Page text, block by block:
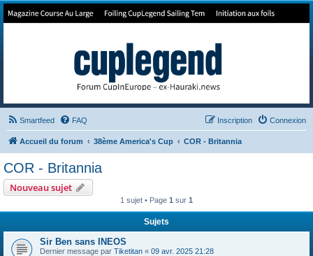
Forum de Cup In Europe
Smartfeed FAQ Connexion
Inscription
Accueil du forum 38ème America's Cup COR - Britannia
COR - Britannia
Nouveau sujet
1 sujet • Page 1 sur 1
Sujets
Sir Ben sans INEOS
Dernier message par Tiketitan « 09 avr. 2025 21:28